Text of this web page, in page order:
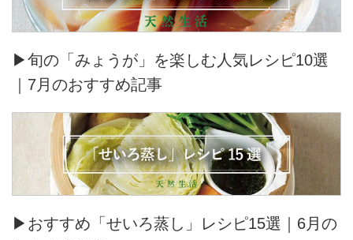
▶旬の「みょうが」を楽しむ人気レシピ10選
｜7月のおすすめ記事
▶おすすめ「せいろ蒸し」レシピ15選｜6月の